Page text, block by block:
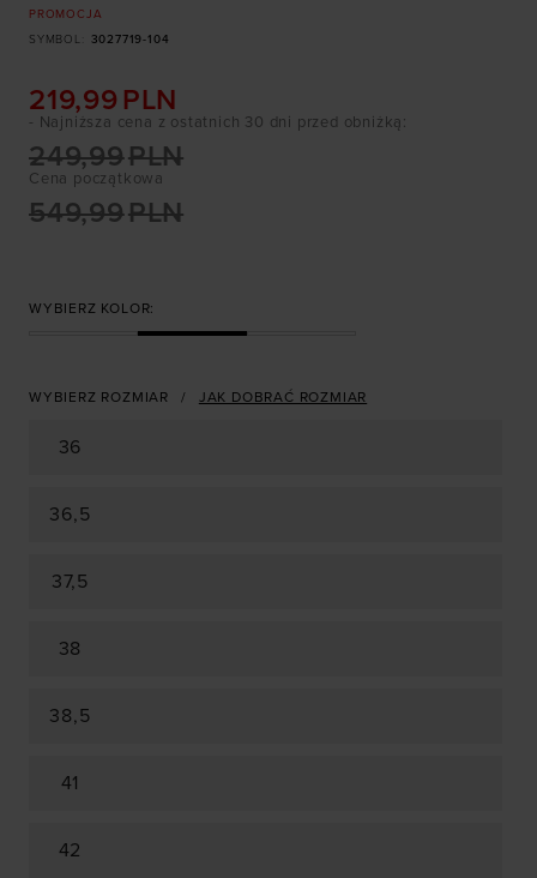
PROMOCJA
SYMBOL
3027719-104
219,99 PLN
Cena początkowa
549,99PLN
249,99PLN
- Najniższa cena z ostatnich 30 dni przed obniżką:
WYBIERZ KOLOR:
WYBIERZ ROZMIAR JAK DOBRAĆ ROZMIAR
36
36,5
37,5
38
38,5
41
42